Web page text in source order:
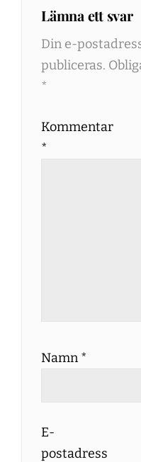
Lämna ett svar
Din e-
publiceras.
*
Kommentar
*
Namn *
E-
postadress